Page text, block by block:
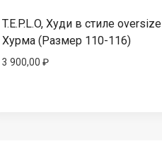
T.E.P.L.O, Худи в стиле oversize
Хурма (Размер 110-116)
3 900,00 ₽